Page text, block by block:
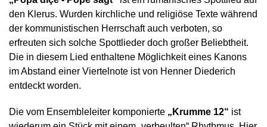
den Klerus. Wurden kirchliche und religiöse Texte während
der kommunistischen Herrschaft auch verboten, so
erfreuten sich solche Spottlieder doch großer Beliebtheit.
Die in diesem Lied enthaltene Möglichkeit eines Kanons
im Abstand einer Viertelnote ist von Henner Diederich
entdeckt worden.
Die vom Ensembleleiter komponierte „Krumme 12“ ist